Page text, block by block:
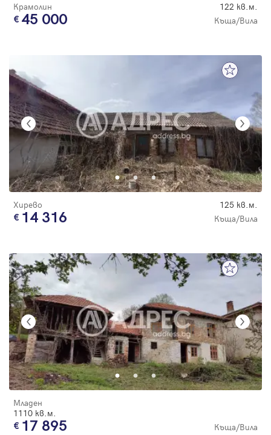
Крамолин 122 кв.м.
45 000 Къща/Вила
Хирево 125 кв.м.
14 316 Къща/Вила
Младен
1110 кв.м.
17 895 Къща/Вила